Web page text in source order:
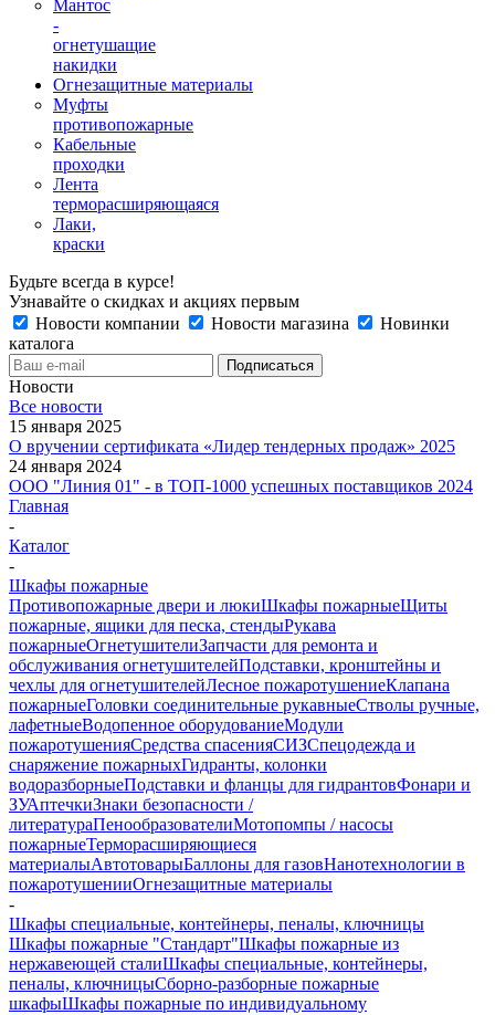
Мантос
-
огнетушащие
накидки
Огнезащитные материалы
Муфты
противопожарные
Кабельные
проходки
Лента
терморасширяющаяся
Лаки,
краски
Будьте всегда в курсе!
Узнавайте о скидках и акциях первым
Новости компании
Новости магазина
Новинки
каталога
Новости
Все новости
15 января 2025
О вручении сертификата «Лидер тендерных продаж» 2025
24 января 2024
ООО "Линия 01" - в ТОП-1000 успешных поставщиков 2024
Главная
-
Каталог
-
Шкафы пожарные
Противопожарные двери и люкиШкафы пожарныеЩиты
пожарные, ящики для песка, стендыРукава
пожарныеОгнетушителиЗапчасти для ремонта и
обслуживания огнетушителейПодставки, кронштейны и
чехлы для огнетушителейЛесное пожаротушениеКлапана
пожарныеГоловки соединительные рукавныеСтволы ручные,
лафетныеВодопенное оборудованиеМодули
пожаротушенияСредства спасенияСИЗСпецодежда и
снаряжение пожарныхГидранты, колонки
водоразборныеПодставки и фланцы для гидрантовФонари и
ЗУАптечкиЗнаки безопасности /
литератураПенообразователиМотопомпы / насосы
пожарныеТерморасширяющиеся
материалыАвтотоварыБаллоны для газовНанотехнологии в
пожаротушенииОгнезащитные материалы
-
Шкафы специальные, контейнеры, пеналы, ключницы
Шкафы пожарные "Стандарт"Шкафы пожарные из
нержавеющей сталиШкафы специальные, контейнеры,
пеналы, ключницыСборно-разборные пожарные
шкафыШкафы пожарные по индивидуальному